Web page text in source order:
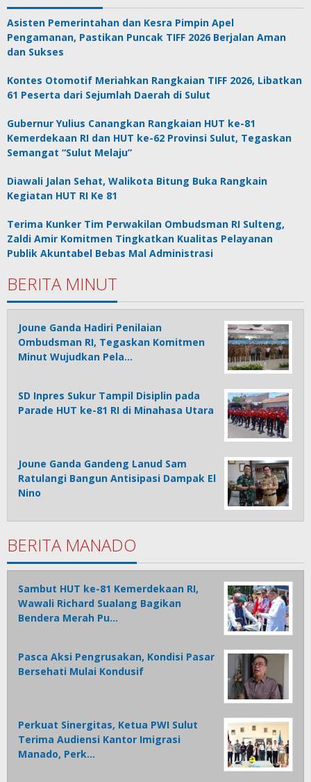
Asisten Pemerintahan dan Kesra Pimpin Apel
Pengamanan, Pastikan Puncak TIFF 2026 Berjalan Aman
dan Sukses
Kontes Otomotif Meriahkan Rangkaian TIFF 2026, Libatkan
61 Peserta dari Sejumlah Daerah di Sulut
Gubernur Yulius Canangkan Rangkaian HUT ke-81
Kemerdekaan RI dan HUT ke-62 Provinsi Sulut, Tegaskan
Semangat “Sulut Melaju”
Diawali Jalan Sehat, Walikota Bitung Buka Rangkain
Kegiatan HUT RI Ke 81
Terima Kunker Tim Perwakilan Ombudsman RI Sulteng,
Zaldi Amir Komitmen Tingkatkan Kualitas Pelayanan
Publik Akuntabel Bebas Mal Administrasi
BERITA MINUT
Joune Ganda Hadiri Penilaian
Ombudsman RI, Tegaskan Komitmen
Minut Wujudkan Pela…
SD Inpres Sukur Tampil Disiplin pada
Parade HUT ke-81 RI di Minahasa Utara
Joune Ganda Gandeng Lanud Sam
Ratulangi Bangun Antisipasi Dampak El
Nino
BERITA MANADO
Sambut HUT ke-81 Kemerdekaan RI,
Wawali Richard Sualang Bagikan
Bendera Merah Pu…
Pasca Aksi Pengrusakan, Kondisi Pasar
Bersehati Mulai Kondusif
Perkuat Sinergitas, Ketua PWI Sulut
Terima Audiensi Kantor Imigrasi
Manado, Perk…